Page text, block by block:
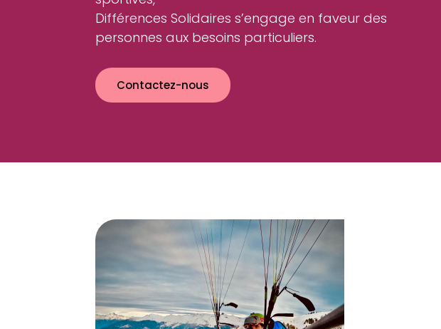
Différences Solidaires s’engage en faveur des
personnes aux besoins particuliers.
Contactez-nous